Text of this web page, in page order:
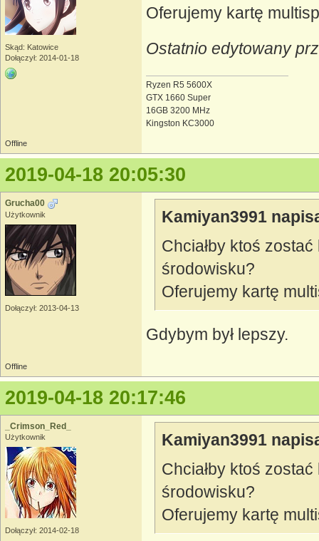
Skąd: Katowice
Dołączył: 2014-01-18
Oferujemy kartę
Ostatnio edytowany
Ryzen R5 5600X
GTX 1660 Super
16GB 3200 MHz
Kingston KC3000
Offline
2019-04-18 20:05:30
Grucha00
Użytkownik
Dołączył: 2013-04-13
Kamiyan3991
Chciałby ktoś
środowisku?
Oferujemy kartę
Gdybym był lepszy.
Offline
2019-04-18 20:17:46
_Crimson_Red_
Użytkownik
Dołączył: 2014-02-18
Kamiyan3991
Chciałby ktoś
środowisku?
Oferujemy kartę